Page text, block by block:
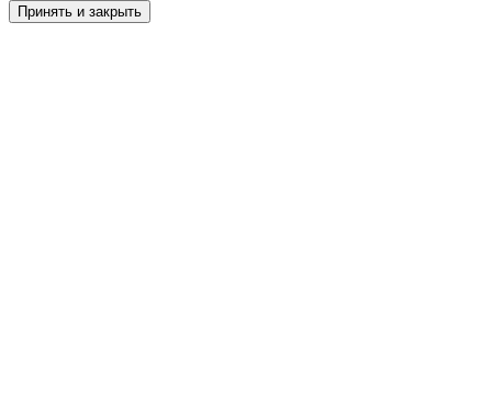
Принять и закрыть